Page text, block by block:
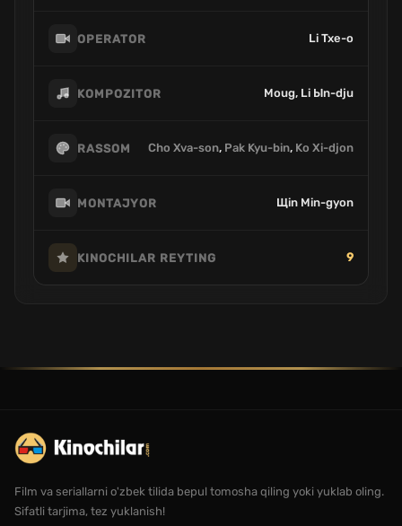
OPERATOR Li Txe-o
KOMPOZITOR Moug, Li Ыn-dju
RASSOM Cho Xva-son, Pak Kyu-bin, Ko Xi-djon
MONTAJYOR Щin Min-gyon
KINOCHILAR REYTING 9
Film va seriallarni o'zbek tilida bepul tomosha qiling yoki yuklab oling.
Sifatli tarjima, tez yuklanish!